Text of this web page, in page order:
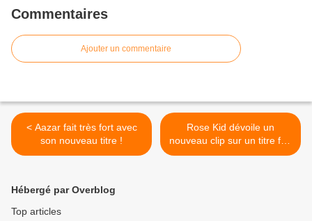
Commentaires
Ajouter un commentaire
< Aazar fait très fort avec
son nouveau titre !
Rose Kid dévoile un
nouveau clip sur un titre fort
! >
Hébergé par Overblog
Top articles